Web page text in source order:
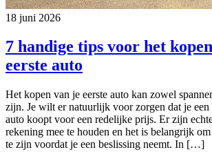
18 juni 2026
7 handige tips voor het
eerste auto
Het kopen van je eerste auto kan zowel
zijn. Je wilt er natuurlijk voor zorgen dat je
auto koopt voor een redelijke prijs. Er zijn
rekening mee te houden en het is belangrijk
te zijn voordat je een beslissing neemt. In […]